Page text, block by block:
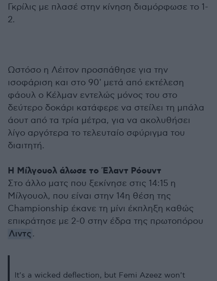
Γκρίλις με πλασέ στην κίνηση διαμόρφωσε το 1-
2.
Ωστόσο η Λέιτον προσπάθησε για την
ισοφάριση και στο 90' μετά από εκτέλεση
φάουλ ο Κέλμαν εντελώς μόνος του στο
δεύτερο δοκάρι κατάφερε να στείλει τη μπάλα
άουτ από τα τρία μέτρα, για να ακολυθήσει
λίγο αργότερα το τελευταίο σφύριγμα του
διαιτητή.
Η Μίλγουολ άλωσε το Έλαντ Ρόουντ
Στο άλλο ματς που ξεκίνησε στις 14:15 η
Μίλγουολ, που είναι στην 14η θέση της
Championship έκανε τη μίνι έκπληξη καθώς
επικράτησε με 2-0 στην έδρα της πρωτοπόρου
Λιντς.
It's a wicked deflection, but Femi Azeez won't